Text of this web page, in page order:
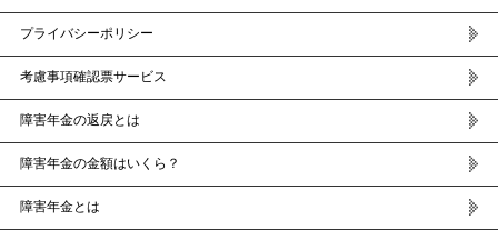
プライバシーポリシー
考慮事項確認票サービス
障害年金の返戻とは
障害年金の金額はいくら？
障害年金とは